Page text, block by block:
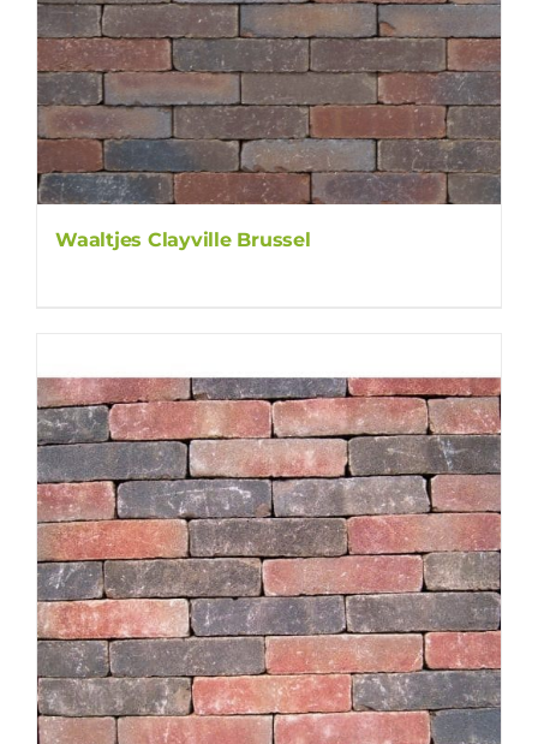
Waaltjes Clayville Brussel